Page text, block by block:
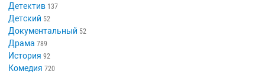
Детектив 137
Детский 52
Документальный 52
Драма 789
История 92
Комедия 720